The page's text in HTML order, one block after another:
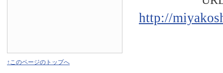
http://
↑このページのトップへ